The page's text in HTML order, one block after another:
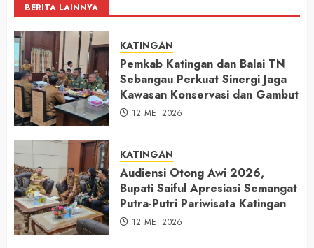
BERITA LAINNYA
KATINGAN
Pemkab Katingan dan Balai TN
Sebangau Perkuat Sinergi Jaga
Kawasan Konservasi dan Gambut
12 MEI 2026
KATINGAN
Audiensi Otong Awi 2026,
Bupati Saiful Apresiasi Semangat
Putra-Putri Pariwisata Katingan
12 MEI 2026